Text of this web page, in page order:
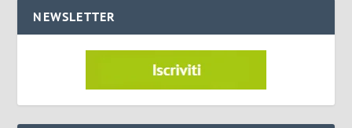
NEWSLETTER